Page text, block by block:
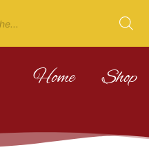
Home Shop